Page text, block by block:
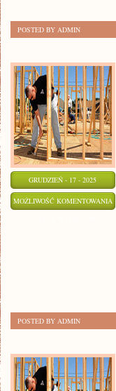
POSTED BY ADMIN
GRUDZIEŃ - 17 - 2025
MOŻLIWOŚĆ KOMENTOWANIA
POSTED BY ADMIN